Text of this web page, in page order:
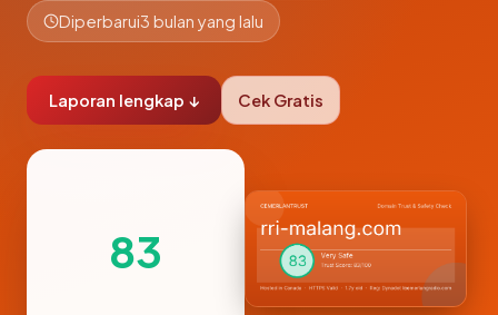
Diperbarui3 bulan yang lalu
Laporan lengkap ↓ Cek Gratis
83